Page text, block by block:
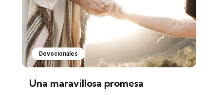
Devocionales
Una maravillosa promesa